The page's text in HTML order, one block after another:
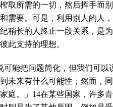
取所需的一切，然后挥手而
需要。可是，利用别人的人
稍长的人终止一段关系，是
此支持的理想。
可能把问题简化，但我们可
未来有什么可能性；然而，
庭。」 14在某些国家，许多